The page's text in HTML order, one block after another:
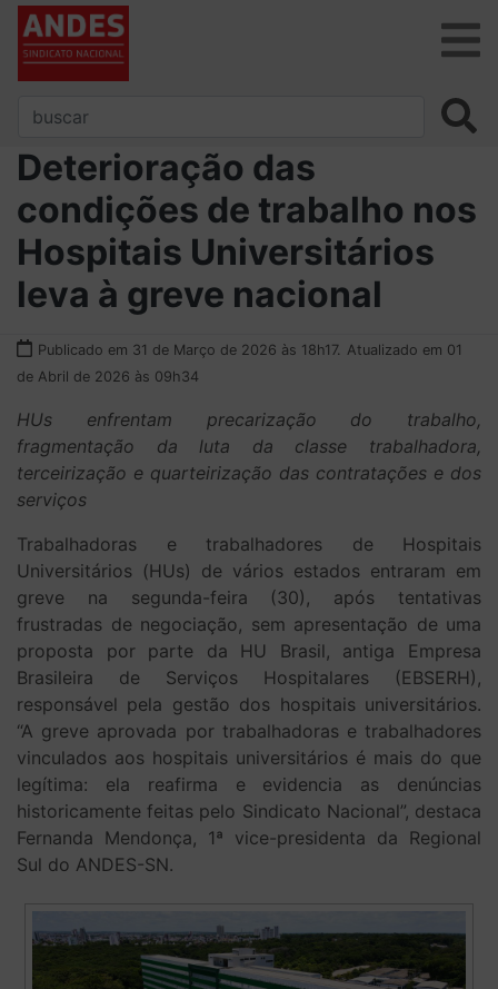
Deterioração das
condições de trabalho nos
Hospitais Universitários
leva à greve nacional
Publicado em 31 de Março de 2026 às 18h17. Atualizado em 01
de Abril de 2026 às 09h34
HUs enfrentam precarização do trabalho,
fragmentação da luta da classe trabalhadora,
terceirização e quarteirização das contratações e dos
serviços
Trabalhadoras e trabalhadores de Hospitais
Universitários (HUs) de vários estados entraram em
greve na segunda-feira (30), após tentativas
frustradas de negociação, sem apresentação de uma
proposta por parte da HU Brasil, antiga Empresa
Brasileira de Serviços Hospitalares (EBSERH),
responsável pela gestão dos hospitais universitários.
“A greve aprovada por trabalhadoras e trabalhadores
vinculados aos hospitais universitários é mais do que
legítima: ela reafirma e evidencia as denúncias
historicamente feitas pelo Sindicato Nacional”, destaca
Fernanda Mendonça, 1ª vice-presidenta da Regional
Sul do ANDES-SN.